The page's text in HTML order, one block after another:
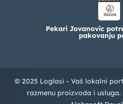
Pekari Jovanovic
pakovanju
© 2025 Loglasi - Vaš lokalni
razmenu proizvoda i